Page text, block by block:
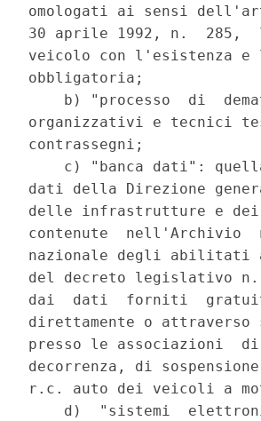
omologati ai sensi
30 aprile 1992, n.
veicolo con l'esistenza
obbligatoria;
b) "processo  di
organizzativi e tecnici
contrassegni;
c) "banca dati":
dati della Direzione
delle infrastrutture e
contenute  nell'Archivio
nazionale degli abilitati
del decreto legislativo n.
dai  dati  forniti
direttamente o
presso le associazioni
decorrenza, di
r.c. auto dei veicoli a
d)  "sistemi